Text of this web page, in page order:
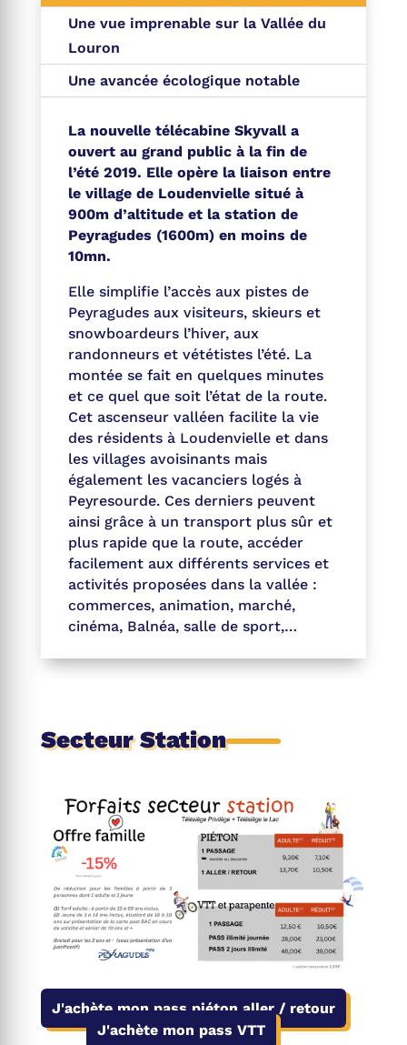
Une vue imprenable sur la Vallée du
Louron
Une avancée écologique notable
La nouvelle télécabine Skyvall a
ouvert au grand public à la fin de
l’été 2019. Elle opère la liaison entre
le village de Loudenvielle situé à
900m d’altitude et la station de
Peyragudes (1600m) en moins de
10mn.
Elle simplifie l’accès aux pistes de
Peyragudes aux visiteurs, skieurs et
snowboardeurs l’hiver, aux
randonneurs et vététistes l’été. La
montée se fait en quelques minutes
et ce quel que soit l’état de la route.
Cet ascenseur valléen facilite la vie
des résidents à Loudenvielle et dans
les villages avoisinants mais
également les vacanciers logés à
Peyresourde. Ces derniers peuvent
ainsi grâce à un transport plus sûr et
plus rapide que la route, accéder
facilement aux différents services et
activités proposées dans la vallée :
commerces, animation, marché,
cinéma, Balnéa, salle de sport,…
Secteur Station
J'achète mon pass piéton aller / retour
J'achète mon pass VTT